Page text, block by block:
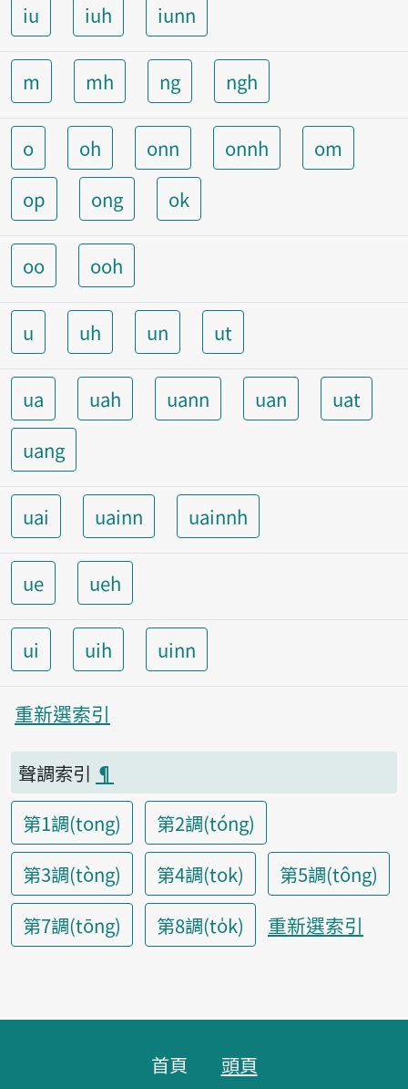
iu iuh iunn
m mh ng ngh
o oh onn onnh
om
op
ong ok
oo ooh
u uh un ut
ua uah uann uan
uat
uang
uai uainn uainnh
ue ueh
ui uih uinn
重新選索引
聲調索引 ¶
第1調(tong)
第2調(tóng)
第3調(tòng)
第4調(tok)
第5調(tông)
第7調(tōng)
第8調(to̍k) 重新選索引
首頁 頭頁